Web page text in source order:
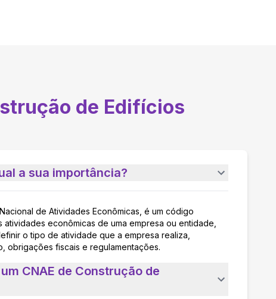
de Edifícios
a sua importância?
de Atividades Econômicas, é um código
econômicas de uma empresa ou entidade,
o tipo de atividade que a empresa realiza,
obrigações fiscais e regulamentações.
CNAE de Construção de